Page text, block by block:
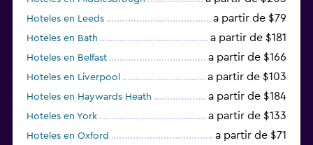
Hoteles en Leeds a partir de $79
Hoteles en Bath a partir de $181
Hoteles en Belfast a partir de $166
Hoteles en Liverpool a partir de $103
Hoteles en Haywards Heath a partir de $184
Hoteles en York a partir de $133
Hoteles en Oxford a partir de $71